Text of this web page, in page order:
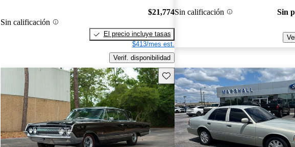
Sin calificación
$21,774
El precio incluye tasas
$413/mes est.
Verif. disponibilidad
Sin calificación Sin
Guarda este Aviso